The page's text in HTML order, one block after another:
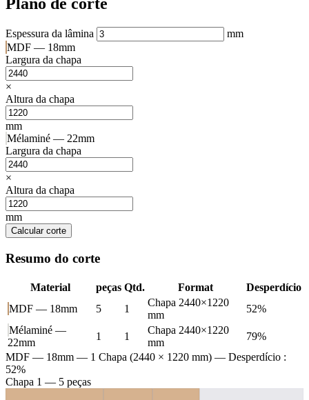
Plano de corte
Espessura da lâmina
mm
MDF — 18mm
Largura da chapa
×
Altura da chapa
mm
Mélaminé — 22mm
Largura da chapa
×
Altura da chapa
mm
Calcular corte
Resumo do corte
Material peças Qtd. Format
Desperdício
MDF — 18mm
5 1
Chapa 2440×1220
mm
52%
Mélaminé —
22mm
1 1
Chapa 2440×1220
mm
79%
MDF — 18mm — 1 Chapa (2440 × 1220 mm) — Desperdício :
52%
Chapa 1 — 5 peças